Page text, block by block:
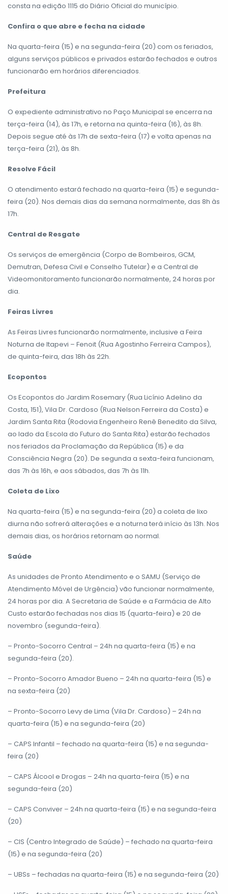
consta na edição 1115 do Diário Oficial do município.
Confira o que abre e fecha na cidade
Na quarta-feira (15) e na segunda-feira (20) com os feriados,
alguns serviços públicos e privados estarão fechados e outros
funcionarão em horários diferenciados.
Prefeitura
O expediente administrativo no Paço Municipal se encerra na
terça-feira (14), às 17h, e retorna na quinta-feira (16), às 8h.
Depois segue até às 17h de sexta-feira (17) e volta apenas na
terça-feira (21), às 8h.
Resolve Fácil
O atendimento estará fechado na quarta-feira (15) e segunda-
feira (20). Nos demais dias da semana normalmente, das 8h às
17h.
Central de Resgate
Os serviços de emergência (Corpo de Bombeiros, GCM,
Demutran, Defesa Civil e Conselho Tutelar) e a Central de
Videomonitoramento funcionarão normalmente, 24 horas por
dia.
Feiras Livres
As Feiras Livres funcionarão normalmente, inclusive a Feira
Noturna de Itapevi – Fenoit (Rua Agostinho Ferreira Campos),
de quinta-feira, das 18h às 22h.
Ecopontos
Os Ecopontos do Jardim Rosemary (Rua Licínio Adelino da
Costa, 151), Vila Dr. Cardoso (Rua Nelson Ferreira da Costa) e
Jardim Santa Rita (Rodovia Engenheiro Renê Benedito da Silva,
ao lado da Escola do Futuro do Santa Rita) estarão fechados
nos feriados da Proclamação da República (15) e da
Consciência Negra (20). De segunda a sexta-feira funcionam,
das 7h às 16h, e aos sábados, das 7h às 11h.
Coleta de Lixo
Na quarta-feira (15) e na segunda-feira (20) a coleta de lixo
diurna não sofrerá alterações e a noturna terá início às 13h. Nos
demais dias, os horários retornam ao normal.
Saúde
As unidades de Pronto Atendimento e o SAMU (Serviço de
Atendimento Móvel de Urgência) vão funcionar normalmente,
24 horas por dia. A Secretaria de Saúde e a Farmácia de Alto
Custo estarão fechadas nos dias 15 (quarta-feira) e 20 de
novembro (segunda-feira).
– Pronto-Socorro Central – 24h na quarta-feira (15) e na
segunda-feira (20).
– Pronto-Socorro Amador Bueno – 24h na quarta-feira (15) e
na sexta-feira (20)
– Pronto-Socorro Levy de Lima (Vila Dr. Cardoso) – 24h na
quarta-feira (15) e na segunda-feira (20)
– CAPS Infantil – fechado na quarta-feira (15) e na segunda-
feira (20)
– CAPS Álcool e Drogas – 24h na quarta-feira (15) e na
segunda-feira (20)
– CAPS Conviver – 24h na quarta-feira (15) e na segunda-feira
(20)
– CIS (Centro Integrado de Saúde) – fechado na quarta-feira
(15) e na segunda-feira (20)
– UBSs – fechadas na quarta-feira (15) e na segunda-feira (20)